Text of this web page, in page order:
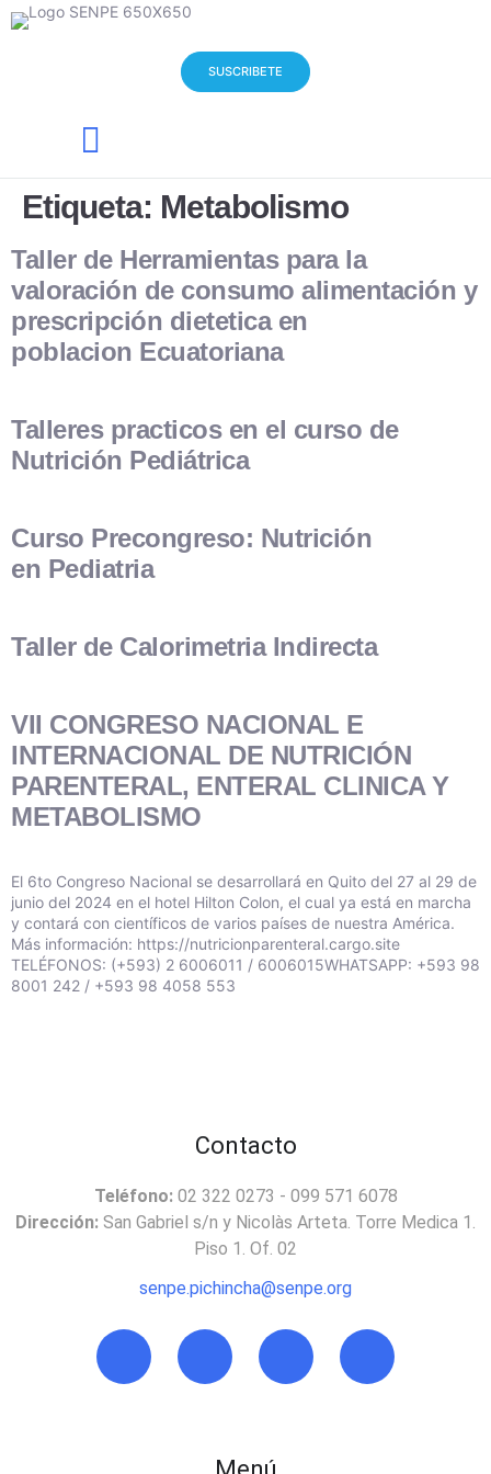
SUSCRIBETE
Etiqueta: Metabolismo
Taller de Herramientas para la
valoración de consumo alimentación y
prescripción dietetica en
poblacion Ecuatoriana
Talleres practicos en el curso de
Nutrición Pediátrica
Curso Precongreso: Nutrición
en Pediatria
Taller de Calorimetria Indirecta
VII CONGRESO NACIONAL E
INTERNACIONAL DE NUTRICIÓN
PARENTERAL, ENTERAL CLINICA Y
METABOLISMO
El 6to Congreso Nacional se desarrollará en Quito del 27 al 29 de
junio del 2024 en el hotel Hilton Colon, el cual ya está en marcha
y contará con científicos de varios países de nuestra América.
Más información: https://nutricionparenteral.cargo.site
TELÉFONOS: (+593) 2 6006011 / 6006015WHATSAPP: +593 98
8001 242 / +593 98 4058 553
Contacto
Teléfono: 02 322 0273 - 099 571 6078
Dirección: San Gabriel s/n y Nicolàs Arteta. Torre Medica 1.
Piso 1. Of. 02
senpe.pichincha@senpe.org